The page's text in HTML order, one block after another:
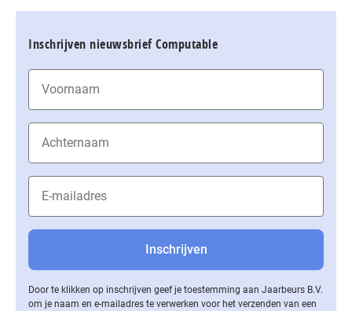
Inschrijven nieuwsbrief Computable
Door te klikken op inschrijven geef je toestemming aan Jaarbeurs B.V.
om je naam en e-mailadres te verwerken voor het verzenden van een